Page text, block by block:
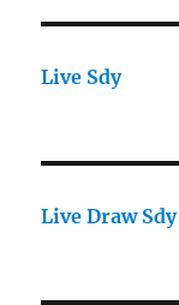
Live Sdy
Live Draw Sdy